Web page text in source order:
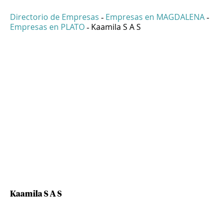
Directorio de Empresas - Empresas en MAGDALENA -
Empresas en PLATO - Kaamila S A S
Kaamila S A S